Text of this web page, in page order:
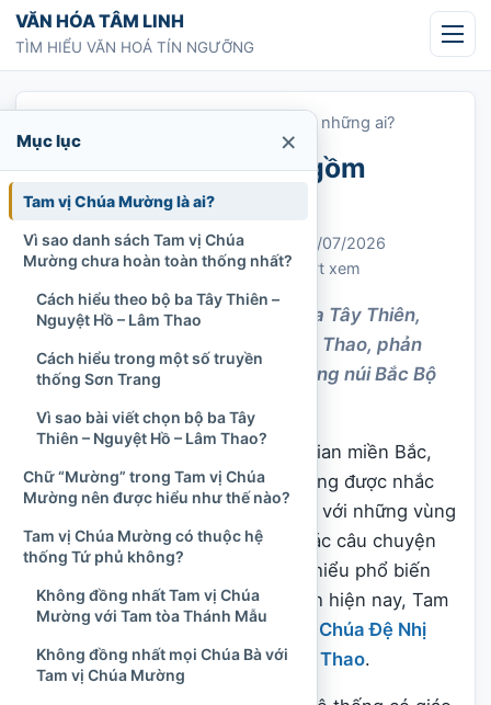
Chuyển tới nội dung
VĂN HÓA TÂM LINH
TÌM HIỂU VĂN HOÁ TÍN NGƯỠNG
Tam vị Chúa Mường gồm những ai?
Tam vị Chúa Mường gồm
những ai?
Chi Tran 25/01/2022Cập nhật: 16/07/2026
Thần, thánh và tổ nghề
1.164 lượt xem
Tam vị Chúa Mường gồm Chúa Tây Thiên,
Chúa Nguyệt Hồ và Chúa Lâm Thao, phản
ánh lớp tín ngưỡng nữ thần vùng núi Bắc Bộ
Trong đời sống tín ngưỡng dân gian miền Bắc,
tên gọi Tam vị Chúa Mường thường được nhắc
đến khi nói về ba vị Chúa Bà gắn với những vùng
đất cổ, không gian núi rừng và các câu chuyện
giúp dân, giúp nước. Theo cách hiểu phổ biến
trong nhiều cộng đồng thực hành hiện nay, Tam
vị gồm Chúa Đệ Nhất Tây Thiên
Chúa Đệ Nhị
Nguyệt HồvàChúa Đệ Tam Lâm Thao.
Mục lục ×
Tam vị Chúa Mường là ai?
Vì sao danh sách Tam vị Chúa
Mường chưa hoàn toàn thống nhất?
Cách hiểu theo bộ ba Tây Thiên –
Nguyệt Hồ – Lâm Thao
Cách hiểu trong một số truyền
thống Sơn Trang
Vì sao bài viết chọn bộ ba Tây
Thiên – Nguyệt Hồ – Lâm Thao?
Chữ “Mường” trong Tam vị Chúa
Mường nên được hiểu như thế nào?
Tam vị Chúa Mường có thuộc hệ
thống Tứ phủ không?
Không đồng nhất Tam vị Chúa
Mường với Tam tòa Thánh Mẫu
Không đồng nhất mọi Chúa Bà với
Tam vị Chúa Mường